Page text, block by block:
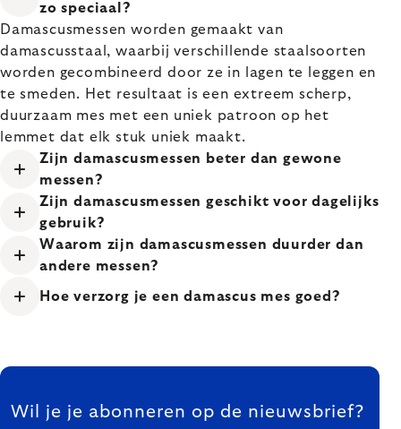
zo speciaal?
Damascusmessen worden gemaakt van
damascusstaal, waarbij verschillende staalsoorten
worden gecombineerd door ze in lagen te leggen en
te smeden. Het resultaat is een extreem scherp,
duurzaam mes met een uniek patroon op het
lemmet dat elk stuk uniek maakt.
Zijn damascusmessen beter dan gewone
messen?
Zijn damascusmessen geschikt voor dagelijks
gebruik?
Waarom zijn damascusmessen duurder dan
andere messen?
Hoe verzorg je een damascus mes goed?
FOOTER
Wil je je abonneren op de nieuwsbrief?